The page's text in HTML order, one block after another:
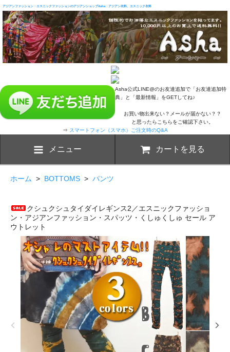
アジアンファッション・エスニックファッションのアジアンショップAsha・アジアン衣料、エスニック衣料
Asha公式LINE@のお友達追加で「お友達追加特
典」と「最新情報」をGETしてね♪
お買い物出来ない？メールが届かない？？
と思ったらこちらをご確認下さい。
⇒ スマートフォン（スマホ）ご注文時のQ&A
メニュー カートを見る
ホーム > BOTTOMS > パンツ
クシュクシュタイダイレギンス2／エスニックファッショ
ン・アジアンファッション・スパッツ・くしゅくしゅ セール ア
ウトレット